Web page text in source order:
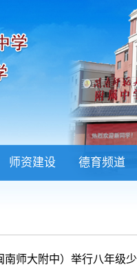
师资建设 德育频道
南师大附中）举行八年级